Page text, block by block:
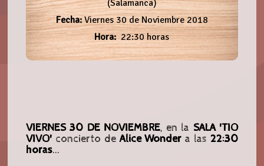
(Salamanca)
Fecha:Viernes 30 de Noviembre 2018
Hora:22:30 horas
VIERNES 30 DE NOVIEMBRE, en la SALA 'TIO
VIVO'concierto deAlice Wonder a las22:30
horas...